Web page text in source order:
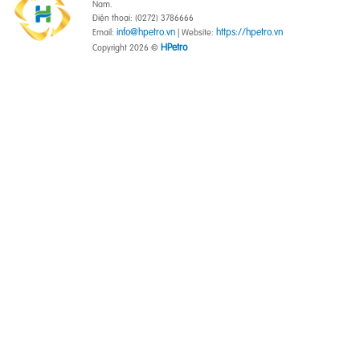
Nam.
Điện thoại: (0272) 3786666
Email: info@hpetro.vn | Website: https://hpetro.vn
Copyright 2026 © HPetro